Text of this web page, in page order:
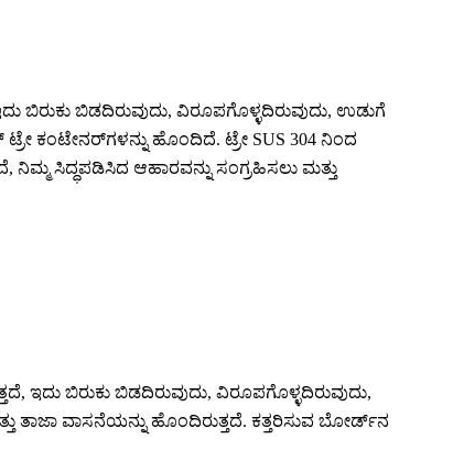
ಬಿರುಕು ಬಿಡದಿರುವುದು, ವಿರೂಪಗೊಳ್ಳದಿರುವುದು, ಉಡುಗೆ
ಕಂಟೇನರ್‌ಗಳನ್ನು ಹೊಂದಿದೆ. ಟ್ರೇ SUS 304 ನಿಂದ
ನಿಮ್ಮ ಸಿದ್ಧಪಡಿಸಿದ ಆಹಾರವನ್ನು ಸಂಗ್ರಹಿಸಲು ಮತ್ತು
ಇದು ಬಿರುಕು ಬಿಡದಿರುವುದು, ವಿರೂಪಗೊಳ್ಳದಿರುವುದು,
ತಾಜಾ ವಾಸನೆಯನ್ನು ಹೊಂದಿರುತ್ತದೆ. ಕತ್ತರಿಸುವ ಬೋರ್ಡ್‌ನ